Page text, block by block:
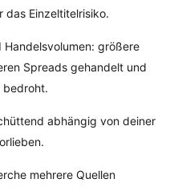
das Einzeltitelrisiko.
größere
Spreads gehandelt und
bedroht.
abhängig von deiner
mehrere Quellen